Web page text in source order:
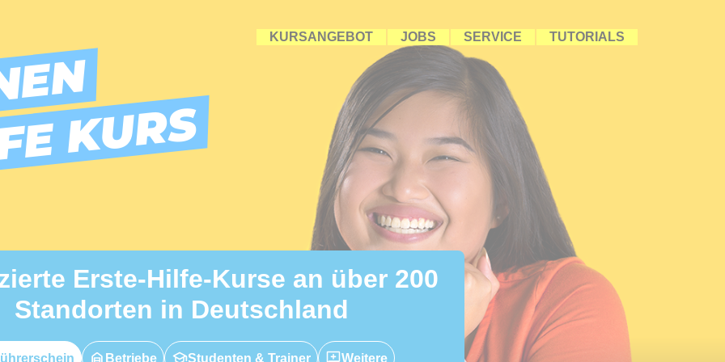
KURSANGEBOT JOBS SERVICE TUTORIALS
KURS
Erste-Hilfe-Kurse an über 200
Standorten in Deutschland
Betriebe Studenten & Trainer Weitere